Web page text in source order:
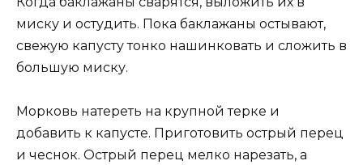
миску и остудить. Пока баклажаны остывают,
свежую капусту тонко нашинковать и сложить в
большую миску.
Морковь натереть на крупной терке и
добавить к капусте. Приготовить острый перец
и чеснок. Острый перец мелко нарезать, а